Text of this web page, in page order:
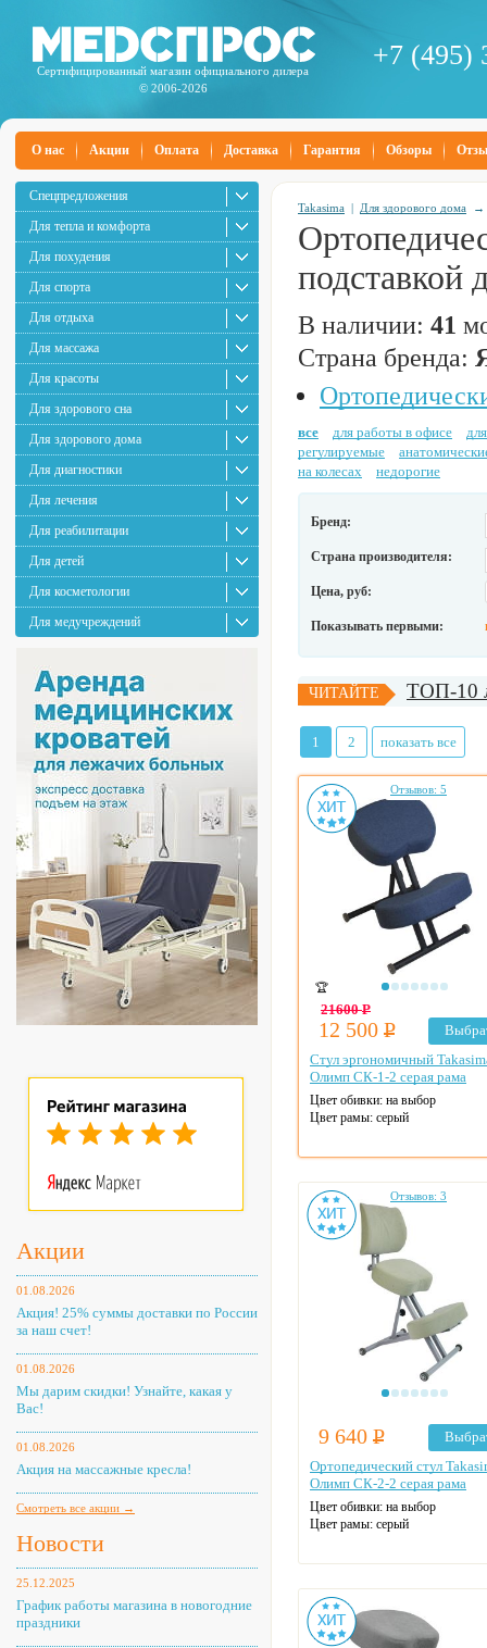
Сертифицированный магазин официального дилера
© 2006-2026
+7 (495)
О нас Акции Оплата Доставка Гарантия Обзоры
Спецпредложения
Для тепла и комфорта
Для похудения
Для спорта
Для отдыха
Для массажа
Для красоты
Для здорового сна
Для здорового дома
Для диагностики
Для лечения
Для реабилитации
Для детей
Для косметологии
Для медучреждений
Акции
01.08.2026
Акция! 25% суммы доставки по России
за наш счет!
01.08.2026
Мы дарим скидки! Узнайте, какая у
Вас!
01.08.2026
Акция на массажные кресла!
Смотреть все акции →
Новости
25.12.2025
График работы магазина в новогодние
праздники
Takasima | Для здорового дома
подставкой
В наличии: 41
Страна бренда:
все для работы в офисе
регулируемые
на колесах
недорогие
Бренд:
Страна производителя:
Цена, руб:
Показывать первыми:
ЧИТАЙТЕ ТОП-10
1 2 показать все
Отзывов: 5
🏆
21600Р
12 500 Р
Стул эргономичный
Олимп СК-1-2 серая рама
Цвет обивки: на выбор
Цвет рамы: серый
Отзывов: 3
9 640 Р
Ортопедический стул
Олимп СК-2-2 серая рама
Цвет обивки: на выбор
Цвет рамы: серый